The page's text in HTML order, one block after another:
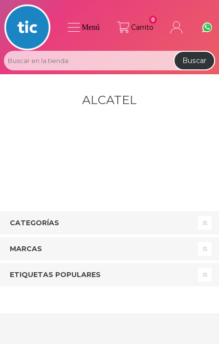
Carrito
0
Buscar
Menú
ALCATEL
CATEGORÍAS
MARCAS
ETIQUETAS POPULARES